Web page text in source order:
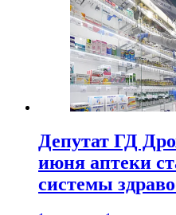
Депутат ГД
июня аптеки
системы